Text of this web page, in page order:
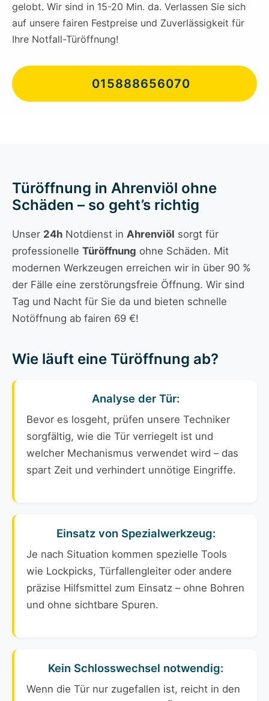
gelobt. Wir sind in 15-20 Min. da. Verlassen Sie sich
auf unsere fairen Festpreise und Zuverlässigkeit für
Ihre Notfall-Türöffnung!
015888656070
Türöffnung in Ahrenviöl ohne
Schäden – so geht’s richtig
Unser 24h Notdienst in Ahrenviöl sorgt für
professionelle Türöffnung ohne Schäden. Mit
modernen Werkzeugen erreichen wir in über 90 %
der Fälle eine zerstörungsfreie Öffnung. Wir sind
Tag und Nacht für Sie da und bieten schnelle
Notöffnung ab fairen 69 €!
Wie läuft eine Türöffnung ab?
Analyse der Tür:
Bevor es losgeht, prüfen unsere Techniker
sorgfältig, wie die Tür verriegelt ist und
welcher Mechanismus verwendet wird – das
spart Zeit und verhindert unnötige Eingriffe.
Einsatz von Spezialwerkzeug:
Je nach Situation kommen spezielle Tools
wie Lockpicks, Türfallengleiter oder andere
präzise Hilfsmittel zum Einsatz – ohne Bohren
und ohne sichtbare Spuren.
Kein Schlosswechsel notwendig:
Wenn die Tür nur zugefallen ist, reicht in den